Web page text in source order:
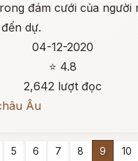
đám cưới của người
dự.
04-12-2020
⭐ 4.8
2,642 lượt đọc
Âu
5 6 7 8 9 10